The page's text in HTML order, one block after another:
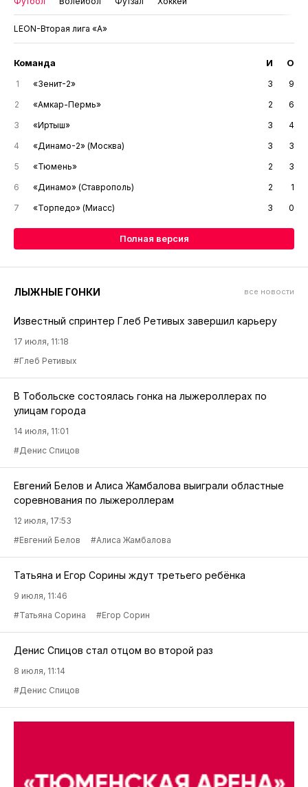
LEON-Вторая лига «А»
Команда И О
1 «Зенит-2» 3
9
2
«Амкар-Пермь» 2
6
3
«Иртыш» 3
4
4
«Динамо-2» (Москва) 3
3
5
«Тюмень» 2
3
6
«Динамо» (Ставрополь) 2
1
7
«Торпедо» (Миасс) 3 0
Полная версия
ЛЫЖНЫЕ ГОНКИ все новости
Известный спринтер Глеб Ретивых завершил карьеру
17 июля, 11:18
#Глеб Ретивых
В Тобольске состоялась гонка на лыжероллерах по
улицам города
14 июля, 11:01
#Денис Спицов
Евгений Белов и Алиса Жамбалова выиграли областные
соревнования по лыжероллерам
12 июля, 17:53
#Евгений Белов
#Алиса Жамбалова
Татьяна и Егор Сорины ждут третьего ребёнка
9 июля, 11:46
#Татьяна Сорина
#Егор Сорин
Денис Спицов стал отцом во второй раз
8 июля, 11:14
#Денис Спицов